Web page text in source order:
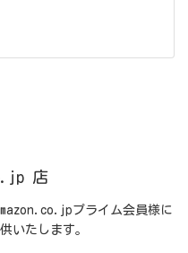
店
プライム会員様に
いたします。